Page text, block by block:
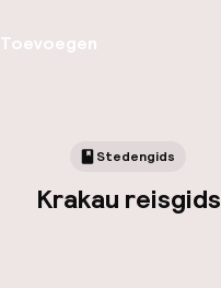
Toevoegen
Stedengids
Krakau reisgids